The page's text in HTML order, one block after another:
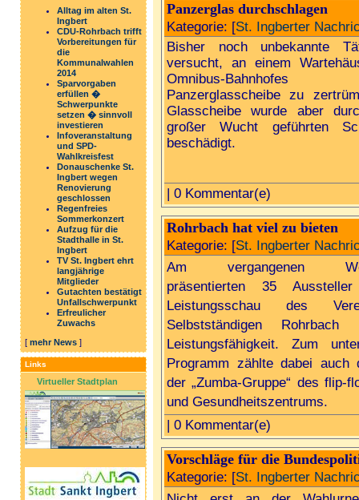
Alltag im alten St.
Ingbert
CDU-Rohrbach trifft
Vorbereitungen für
die
Kommunalwahlen
2014
Sparvorgaben
erfüllen �
Schwerpunkte
setzen � sinnvoll
investieren
Infoveranstaltung
und SPD-
Wahlkreisfest
Donauschenke St.
Ingbert wegen
Renovierung
geschlossen
Regenfreies
Sommerkonzert
Aufzug für die
Stadthalle in St.
Ingbert
TV St. Ingbert ehrt
langjährige
Mitglieder
Gutachten bestätigt
Unfallschwerpunkt
Erfreulicher
Zuwachs
[ mehr News ]
Links
Virtueller Stadtplan
Panzerglas durchschlagen
Kategorie: [St. Ingberter
Bisher noch unbekannte
versucht, an einem
Omnibus-
Panzerglasscheibe zu
Glasscheibe wurde aber
großer Wucht geführten
beschädigt.
| 0 Kommentar(e)
Rohrbach hat viel zu bieten
Kategorie: [St. Ingberter
Am vergangenen
präsentierten 35
Leistungsschau des
Selbstständigen
Leistungsfähigkeit. Zum
Programm zählte dabei auch
der „Zumba-Gruppe“ des flip-
und Gesundheitszentrums.
| 0 Kommentar(e)
Vorschläge für die
Kategorie: [St. Ingberter